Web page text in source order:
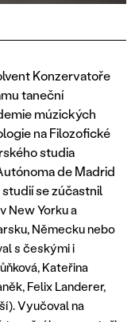
Konzervatoře
taneční
múzických
na Filozofické
studia
de Madrid
se zúčastnil
New Yorku a
Německu nebo
s českými i
Kateřina
Felix Landerer,
Vyučoval na